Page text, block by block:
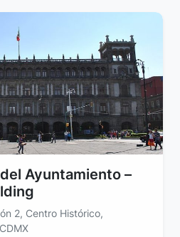
Ayuntamiento –
2, Centro Histórico,